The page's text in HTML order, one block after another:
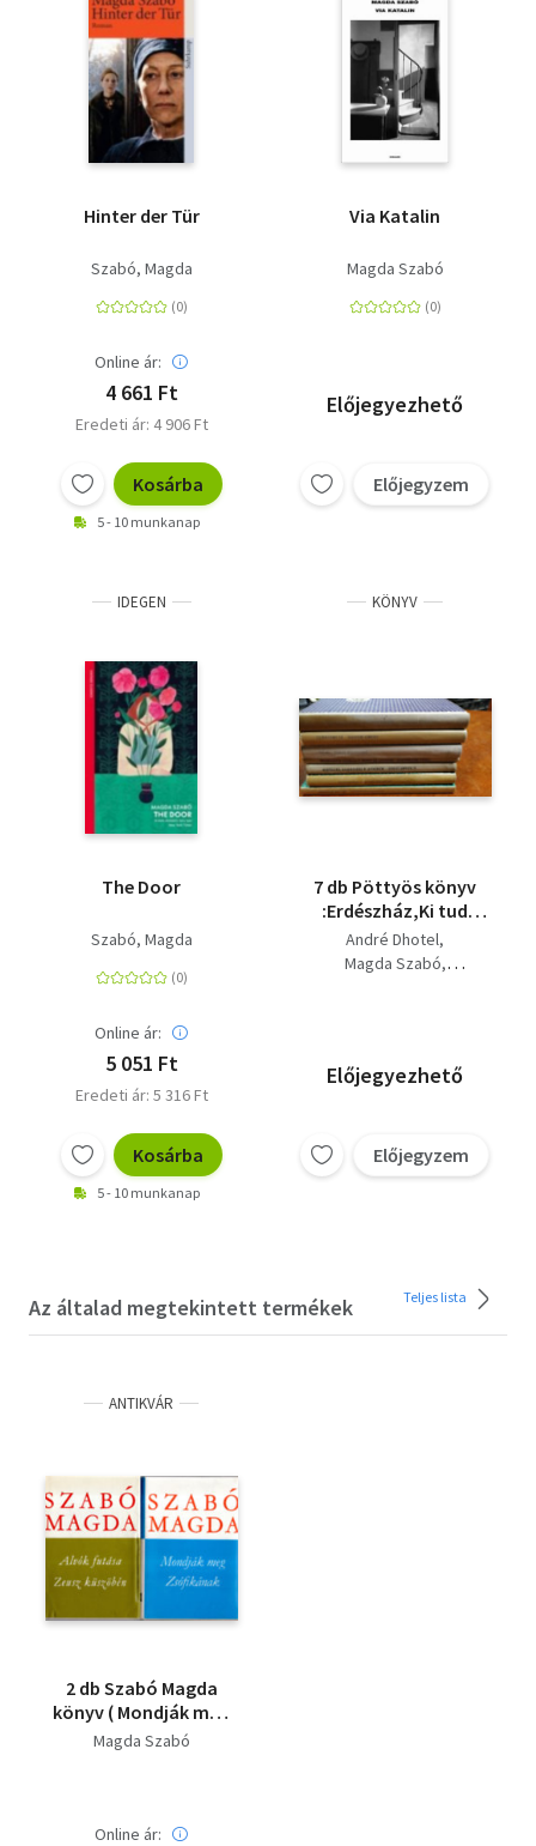
Hinter der Tür
Szabó, Magda
Online ár:
4 661 Ft
Eredeti ár: 4 906 Ft
Kosárba
5 - 10 munkanap
Via Katalin
Magda Szabó
Előjegyezhető
Előjegyzem
IDEGEN
The Door
Szabó, Magda
Online ár:
5 051 Ft
Eredeti ár: 5 316 Ft
Kosárba
5 - 10 munkanap
KÖNYV
7 db Pöttyös könyv
:Erdészház,Ki tud
franciául,hárman a
szekrény
André Dhotel
Magda Szabó
Hermína Franková
Előjegyezhető
Előjegyzem
Az általad megtekintett termékek Teljes lista
ANTIKVÁR
2 db Szabó Magda
könyv ( Mondják meg
Zsófikának+ Alvók
Magda Szabó
Online ár: